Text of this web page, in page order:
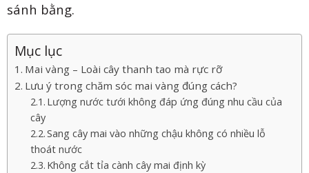
sánh bằng.
Mục lục
Mai vàng – Loài cây thanh tao mà rực rỡ
Lưu ý trong chăm sóc mai vàng đúng cách?
Lượng nước tưới không đáp ứng đúng nhu cầu của
cây
Sang cây mai vào những chậu không có nhiều lỗ
thoát nước
Không cắt tỉa cành cây mai định kỳ